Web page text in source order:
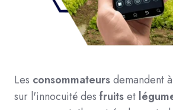
Les consommateursdemandent
sur l'innocuité des fruitset